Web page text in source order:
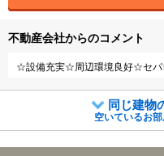
不動産会社からのコメント
☆設備充実☆周辺環境良好☆セ
同じ建物
空いているお